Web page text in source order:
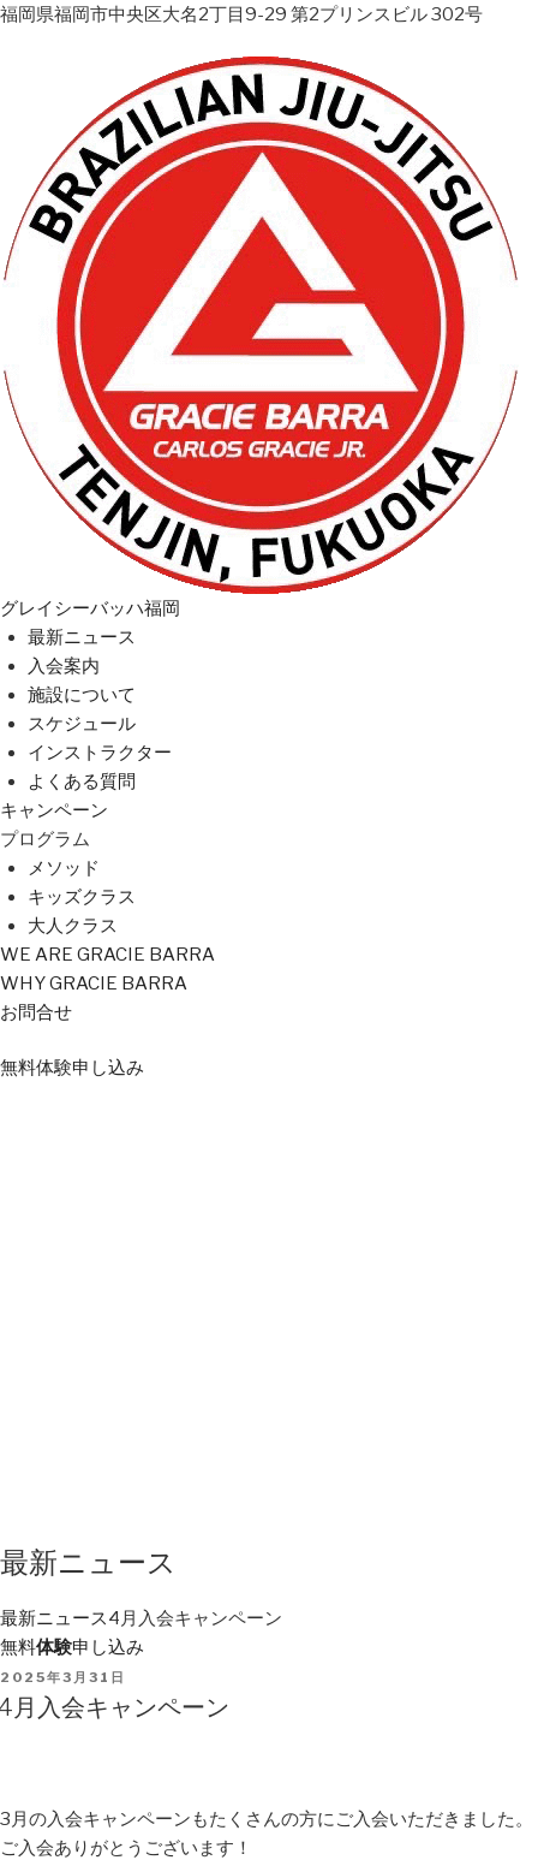
福岡県福岡市中央区大名2丁目9-29 第2プリンスビル 302号
グレイシーバッハ福岡
最新ニュース
入会案内
施設について
スケジュール
インストラクター
よくある質問
キャンペーン
プログラム
メソッド
キッズクラス
大人クラス
WE ARE GRACIE BARRA
WHY GRACIE BARRA
お問合せ
無料体験申し込み
最新ニュース
最新ニュース4月入会キャンペーン
無料体験申し込み
POSTED
ON
2025年3月31日
月入会キャンペーン
3月の入会キャンペーンもたくさんの方にご入会いただきました。
ご入会ありがとうございます！